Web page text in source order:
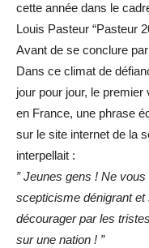
cette année dans le
Louis Pasteur “Pasteur
Avant de se conclure
Dans ce climat de
jour pour jour, le
en France, une phrase
sur le site internet de la
interpellait :
” Jeunes gens ! Ne
scepticisme dénigrant
décourager par les
sur une nation ! ”